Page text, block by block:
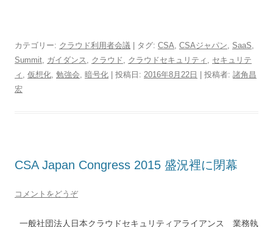
カテゴリー: クラウド利用者会議 | タグ: CSA CSAジャパン SaaS
Summit ガイダンス クラウド クラウドセキュリティ
セキュリテ
ィ
仮想化 勉強会 暗号化 | 投稿日: 2016年8月22日 | 投稿者: 諸角昌
宏
CSA Japan Congress 2015 盛況裡に閉幕
コメントをどうぞ
一般社団法人日本クラウドセキュリティアライアンス 業務執